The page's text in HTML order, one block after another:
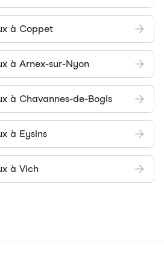
à Coppet
à Arnex-sur-Nyon
à Chavannes-de-Bogis
à Eysins
à Vich